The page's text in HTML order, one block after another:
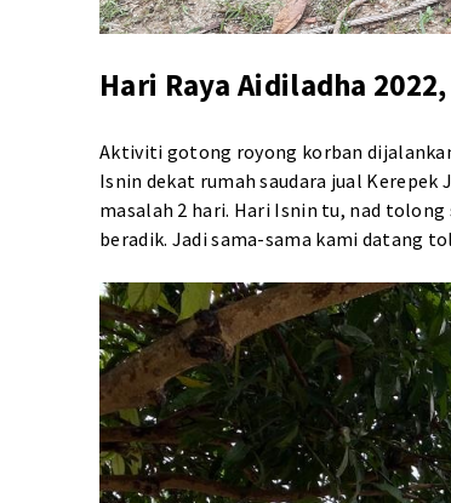
Hari Raya Aidiladha
Aktiviti gotong royong korban
Isnin dekat rumah saudara jual
masalah 2 hari. Hari Isnin tu, nad
beradik. Jadi sama-sama kami datang